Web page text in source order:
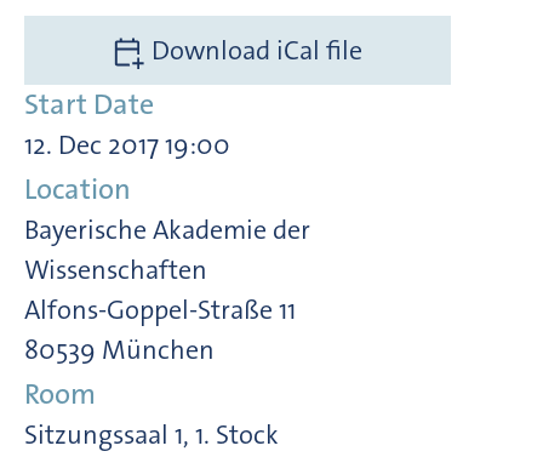
Download iCal file
Start Date
12. Dec 2017 19:00
Location
Bayerische Akademie der
Wissenschaften
Alfons-Goppel-Straße 11
80539 München
Room
Sitzungssaal 1, 1. Stock